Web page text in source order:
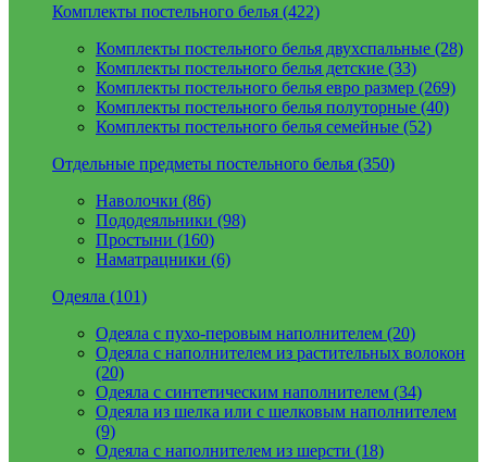
Комплекты постельного белья (422)
Комплекты постельного белья двухспальные (28)
Комплекты постельного белья детские (33)
Комплекты постельного белья евро размер (269)
Комплекты постельного белья полуторные (40)
Комплекты постельного белья семейные (52)
Отдельные предметы постельного белья (350)
Наволочки (86)
Пододеяльники (98)
Простыни (160)
Наматрацники (6)
Одеяла (101)
Одеяла с пухо-перовым наполнителем (20)
Одеяла с наполнителем из растительных волокон
(20)
Одеяла с синтетическим наполнителем (34)
Одеяла из шелка или с шелковым наполнителем
(9)
Одеяла с наполнителем из шерсти (18)